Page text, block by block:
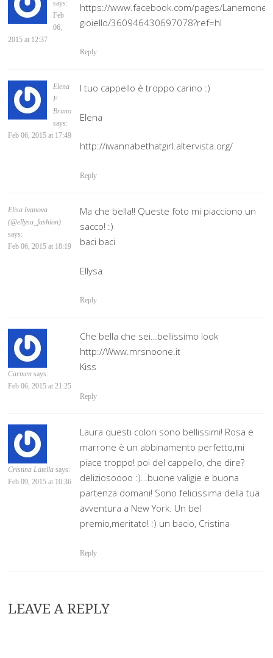
says:
Feb
06,
2015 at 12:37
https://www.facebook.com/pages/Lanemone-
gioiello/360946430697078?ref=hl
Reply
Elena
F
Bruno
says:
Feb 06, 2015 at 17:49
I tuo cappello è troppo carino :)
Elena
http://iwannabethatgirl.altervista.org/
Reply
Elisa Ivanova
(@ellysa_fashion)
says:
Feb 06, 2015 at 18:19
Ma che bella!! Queste foto mi piacciono un
sacco! :)
baci baci
Ellysa
Reply
Carmen says:
Feb 06, 2015 at 21:25
Che bella che sei…bellissimo look
http://Www.mrsnoone.it
Kiss
Reply
Cristina Latella says:
Feb 09, 2015 at 10:36
Laura questi colori sono bellissimi! Rosa e
marrone è un abbinamento perfetto,mi
piace troppo! poi del cappello, che dire?
deliziosoooo :)…buone valigie e buona
partenza domani! Sono felicissima della tua
avventura a New York. Un bel
premio,meritato! :) un bacio, Cristina
Reply
LEAVE A REPLY